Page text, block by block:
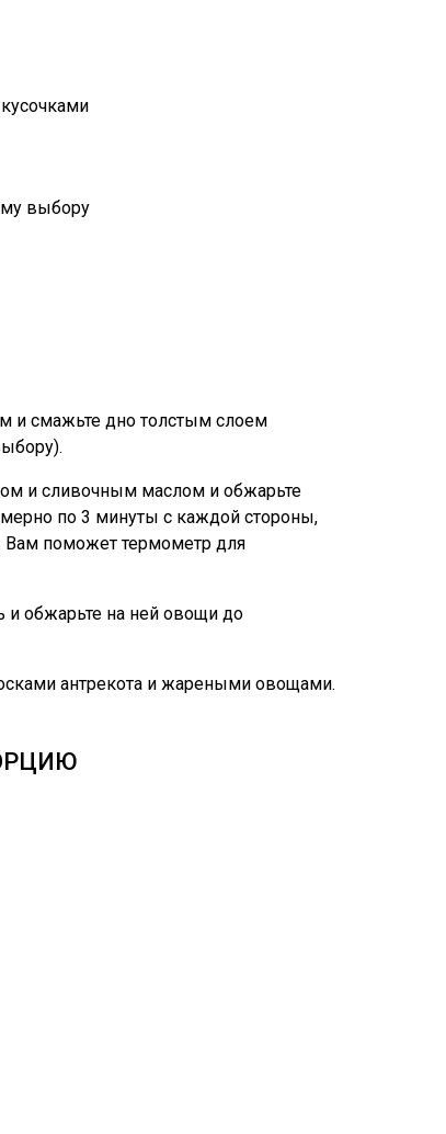
выбору
и смажьте дно толстым слоем
и сливочным маслом и обжарьте
по 3 минуты с каждой стороны,
Вам поможет термометр для
и обжарьте на ней овощи до
антрекота и жареными овощами.